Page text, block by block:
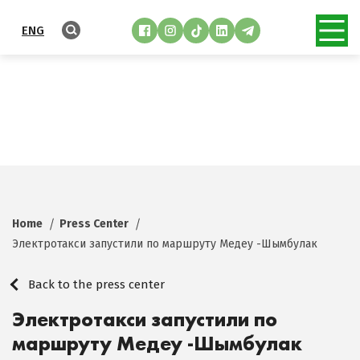
ENG
Home
Press Center
Электротакси запустили по маршруту Медеу -Шымбулак
Back to the press center
Электротакси запустили по
маршруту Медеу -Шымбулак